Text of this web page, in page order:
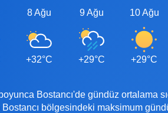
8 Ağu
+32°C
9 Ağu
+29°C
10 Ağu
+29°C
Bostancı'de gündüz ortalama
bölgesindeki maksimum